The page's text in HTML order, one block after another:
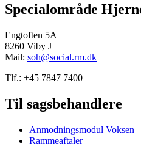
Specialområde
Engtoften 5A
8260 Viby J
Mail: soh@social.rm.dk
Tlf.: +45 7847 7400
Til sagsbehandlere
Anmodningsmodul Voksen
Rammeaftaler